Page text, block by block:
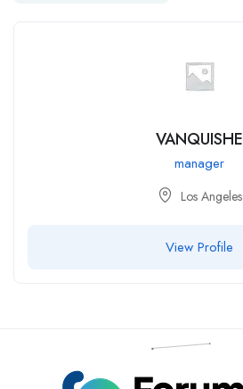
VANQUISHE
manager
Los Angeles
View Profile